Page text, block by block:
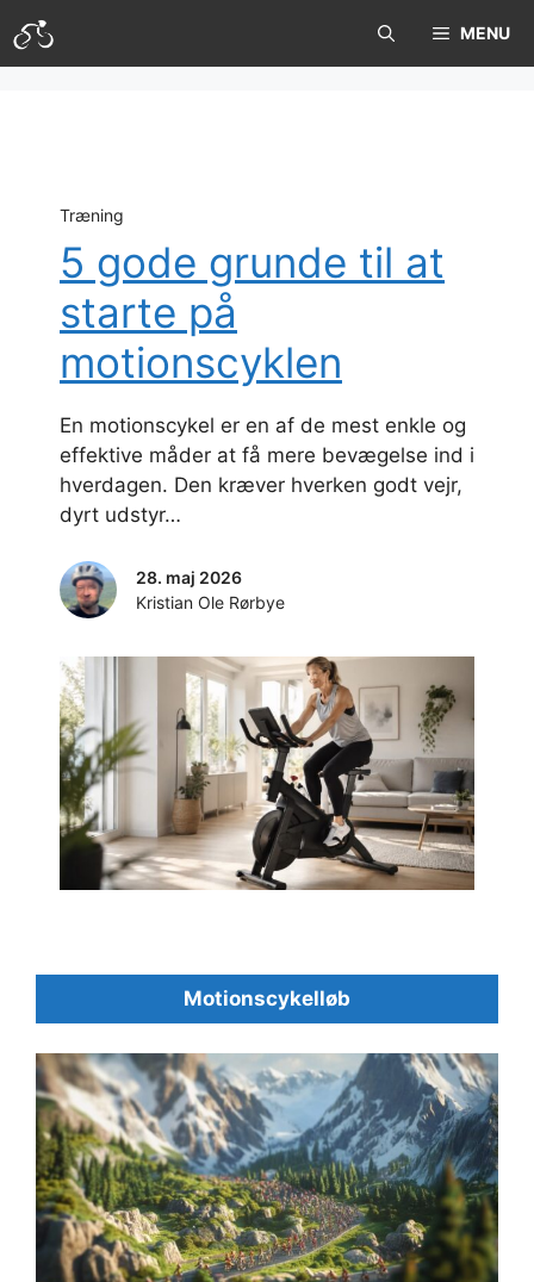
til
indhold
MENU
Træning
5 gode grunde til at
starte på
motionscyklen
En motionscykel er en af de mest enkle og
effektive måder at få mere bevægelse ind i
hverdagen. Den kræver hverken godt vejr,
dyrt udstyr…
28. maj 2026
Kristian Ole Rørbye
Motionscykelløb